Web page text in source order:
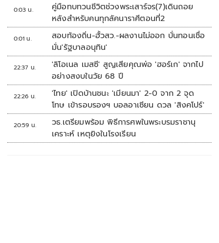
0:03 น.
คู่มือทบทวนชีวิตช่วงพระเสาร์จร(7)เดินถอย
หลังสำหรับคนทุกลัคนาราศีตอนที่2
0:01 น.
สอบท้องถิ่น-ฮั้วสว.-ผลงานไม่ออก บั่นทอนเชื่อ
มั่น'รัฐบาลอนุทิน'
22:37 น.
'ลิโอเนล เมสซี' สูญเสียคุณพ่อ 'ฮอร์เก' จากไป
อย่างสงบในวัย 68 ปี
22:26 น.
'ไทย' เปิดบ้านชนะ 'เมียนมา' 2-0 จาก 2 จุด
โทษ เข้ารอบรองฯ บอลอาเซียน ดวล 'สิงคโปร์'
20:59 น.
วธ.เตรียมพร้อม พิธีการศพในพระบรมราชานุ
เคราะห์ เหตุยิงในโรงเรียน